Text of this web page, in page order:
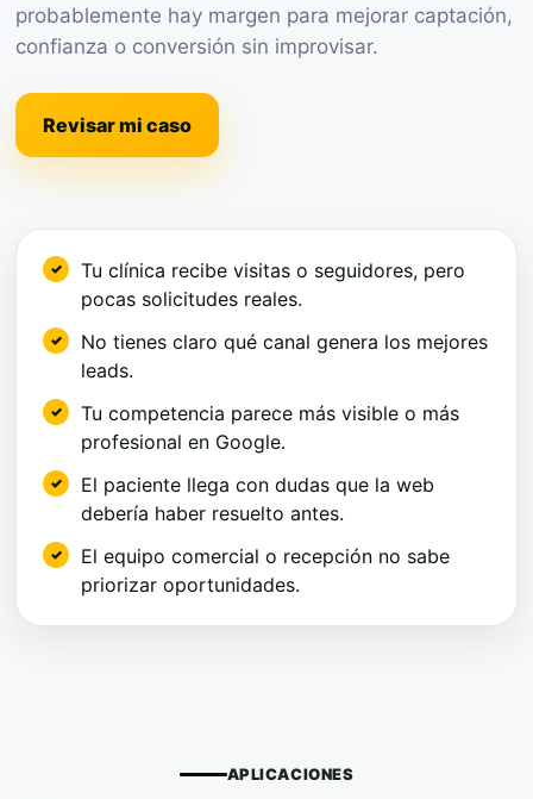
probablemente hay margen para mejorar captación,
confianza o conversión sin improvisar.
Revisar mi caso
Tu clínica recibe visitas o seguidores, pero
pocas solicitudes reales.
No tienes claro qué canal genera los mejores
leads.
Tu competencia parece más visible o más
profesional en Google.
El paciente llega con dudas que la web
debería haber resuelto antes.
El equipo comercial o recepción no sabe
priorizar oportunidades.
APLICACIONES